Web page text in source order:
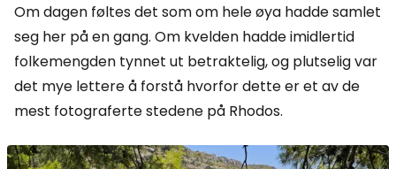
Om dagen føltes det som om hele øya hadde samlet
seg her på en gang. Om kvelden hadde imidlertid
folkemengden tynnet ut betraktelig, og plutselig var
det mye lettere å forstå hvorfor dette er et av de
mest fotograferte stedene på Rhodos.